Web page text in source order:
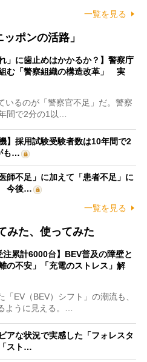
一覧を見る
ポンの活路」
」に歯止めはかかるか？】警察庁
む「警察組織の構造改革」 実
るのが「警察官不足」だ。警察
間で2分の1以…
】採用試験受験者数は10年間で2
も…
師不足」に加えて「患者不足」に
今後…
一覧を見る
みた、使ってみた
注累計6000台】BEV普及の障壁と
の不安」「充電のストレス」解
EV（BEV）シフト」の潮流も、
ように見える。…
アな状況で実感した「フォレスタ
スト…